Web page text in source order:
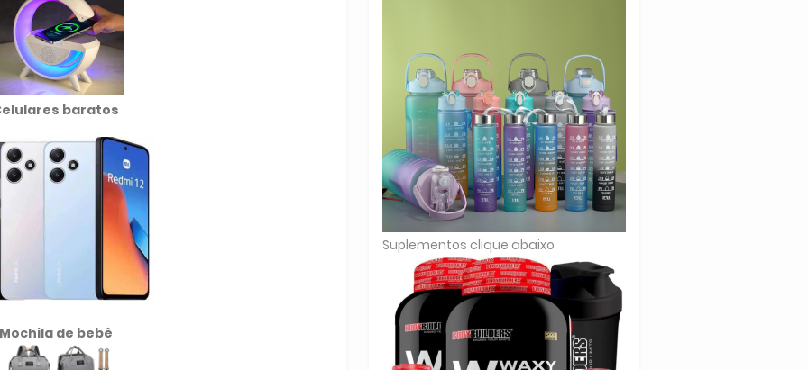
baratos
de bebê
Suplementos clique abaixo